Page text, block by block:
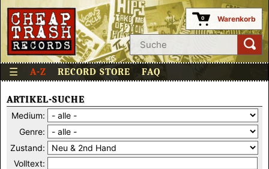
0 Warenkorb
☰ A-Z RECORD STORE FAQ
ARTIKEL-SUCHE
Medium:
Genre:
Zustand:
Volltext: